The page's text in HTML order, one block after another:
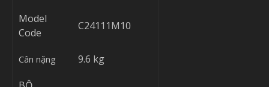
Model
Code
C24111M10
Cân nặng
9.6 kg